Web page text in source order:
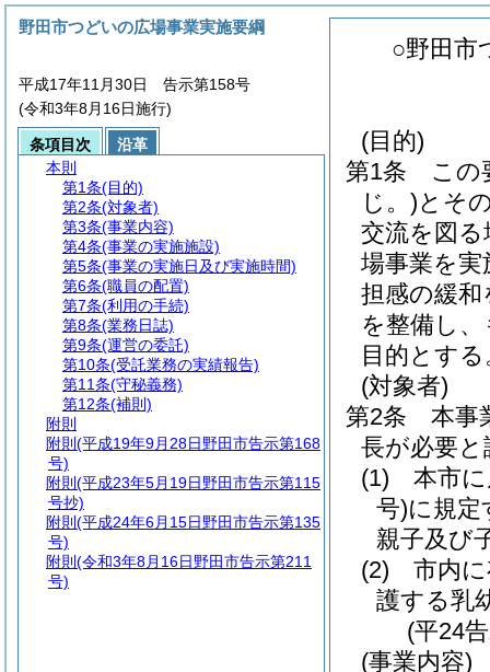
○野田市
(目的)
第1条
この
じ。)とそ
交流を図
場事業を
担感の緩
を整備し
目的とする
(対象者)
第2条
本事
長が必要
(1)
本市
号)に規定
親子及び
(2)
市内
護する乳
(平24
(事業内容)
野田市つどいの広場事業実施要綱
平成17年11月30日 告示第158号
(令和3年8月16日施行)
条項目次
沿革
本則
第1条(目的)
第2条(対象者)
第3条(事業内容)
第4条(事業の実施施設)
第5条(事業の実施日及び実施時間)
第6条(職員の配置)
第7条(利用の手続)
第8条(業務日誌)
第9条(運営の委託)
第10条(受託業務の実績報告)
第11条(守秘義務)
第12条(補則)
附則
附則 (平成19年9月28日野田市告示第168
号)
附則 (平成23年5月19日野田市告示第115
号抄)
附則 (平成24年6月15日野田市告示第135
号)
附則 (令和3年8月16日野田市告示第211
号)